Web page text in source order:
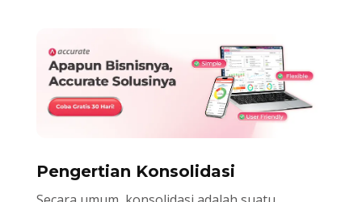
Pengertian Konsolidasi